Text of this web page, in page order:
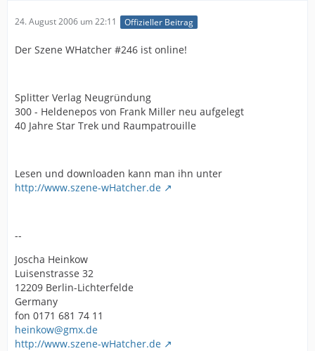
24. August 2006 um 22:11 Offizieller Beitrag
Der Szene WHatcher #246 ist online!
Splitter Verlag Neugründung
300 - Heldenepos von Frank Miller neu aufgelegt
40 Jahre Star Trek und Raumpatrouille
Lesen und downloaden kann man ihn unter
http://www.szene-wHatcher.de
--
Joscha Heinkow
Luisenstrasse 32
12209 Berlin-Lichterfelde
Germany
fon 0171 681 74 11
heinkow@gmx.de
http://www.szene-wHatcher.de